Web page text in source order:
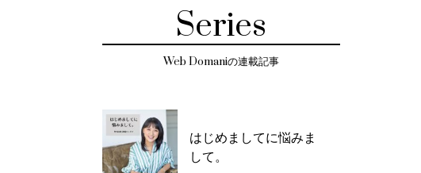
Series
Web Domaniの連載記事
はじめましてに悩みま
して。